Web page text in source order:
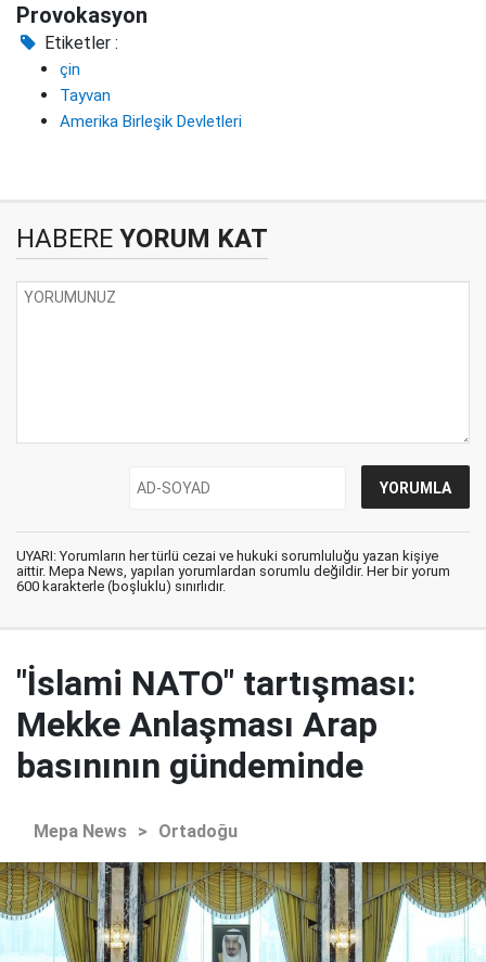
Provokasyon
Etiketler :
çin
Tayvan
Amerika Birleşik Devletleri
HABERE YORUM KAT
UYARI: Yorumların her türlü cezai ve hukuki sorumluluğu yazan kişiye
aittir. Mepa News, yapılan yorumlardan sorumlu değildir. Her bir yorum
600 karakterle (boşluklu) sınırlıdır.
"İslami NATO" tartışması:
Mekke Anlaşması Arap
basınının gündeminde
Mepa News > Ortadoğu